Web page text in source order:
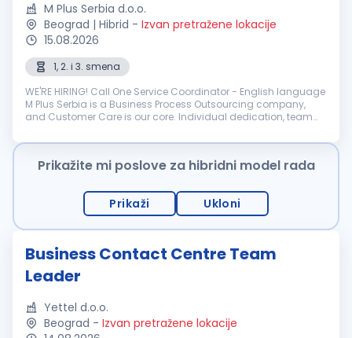
M Plus Serbia d.o.o.
Beograd | Hibrid - Izvan pretražene lokacije
15.08.2026
1, 2. i 3. smena
WE'RE HIRING! Call One Service Coordinator - English language
M Plus Serbia is a Business Process Outsourcing company,
and Customer Care is our core. Individual dedication, team
Prikažite mi poslove za hibridni model rada
Prikaži Ukloni
Business Contact Centre Team
Leader
Yettel d.o.o.
Beograd - Izvan pretražene lokacije